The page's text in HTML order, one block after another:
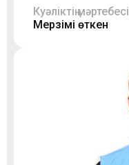
Куәліктің мәртебесі
Мерзімі өткен